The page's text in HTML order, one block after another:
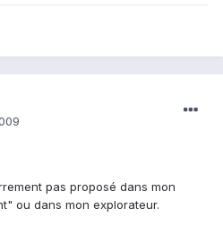
pas proposé dans mon
ou dans mon explorateur.